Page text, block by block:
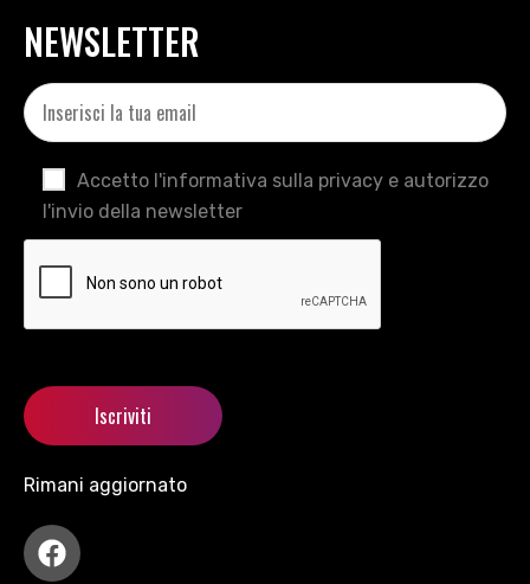
NEWSLETTER
Accetto l'informativa sulla privacy e autorizzo
l'invio della newsletter
Rimani aggiornato